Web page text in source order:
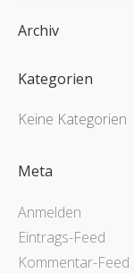
Archiv
Kategorien
Keine Kategorien
Meta
Anmelden
Eintrags-Feed
Kommentar-Feed